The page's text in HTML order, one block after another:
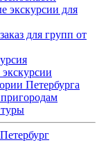
экскурсии для
для групп от
Петербурга